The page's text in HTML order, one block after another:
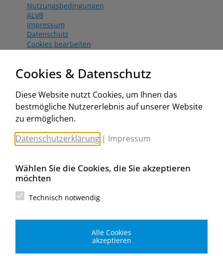
Nutzungsbedingungen
ALVB
Impressum
Datenschutz
Cookies bearbeiten
Aktionsbedingungen
www.worahnik.at
Zentrale Köttlach
Michael Worahnik GmbH
Spenglerartikel
Industriestraße 90, Köttlach
Filiale Wien
Spenglerartikel
Cookies & Datenschutz
Diese Website nutzt Cookies, um Ihnen das
bestmögliche Nutzererlebnis auf unserer Website
zu ermöglichen.
Datenschutzerklärung | Impressum
Wählen Sie die Cookies, die Sie akzeptieren
möchten
Technisch notwendig
Alle Cookies
akzeptieren